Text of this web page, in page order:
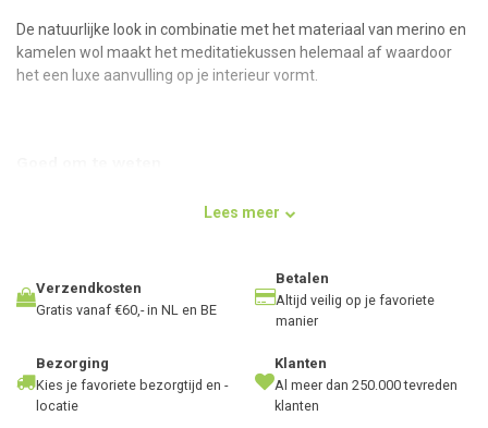
De natuurlijke look in combinatie met het materiaal van merino en
kamelen wol maakt het meditatiekussen helemaal af waardoor
het een luxe aanvulling op je interieur vormt.
100% zuivere boekweitkaf. Dit ingrediënt wordt al jarenlang als
hygiënisch is en geen insecten aantrekt.
Het meditatiekussen heeft een buitenhoes en een binnenhoes. De
de rits boekweitkaf uit het kussen nemen voor een zachter kussen
of je kunt meer kaf toevoegen voor een steviger kussen.
Lees meer
Verzendkosten
Gratis vanaf €60,- in NL en BE
Betalen
Altijd veilig op je favoriete
manier
Bezorging
Kies je favoriete bezorgtijd en -
locatie
Klanten
Al meer dan 250.000 tevreden
klanten